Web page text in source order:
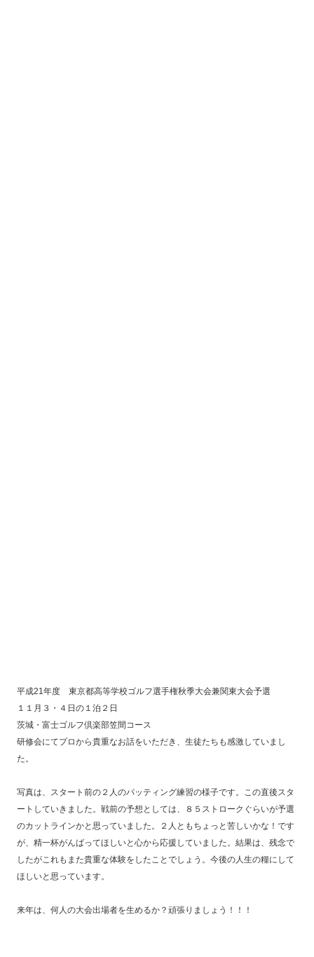
平成21年度 東京都高等学校ゴルフ選手権秋季大会兼関東大会予選
１１月３・４日の１泊２日
茨城・富士ゴルフ倶楽部笠間コース
研修会にてプロから貴重なお話をいただき、生徒たちも感激していまし
た。
写真は、スタート前の２人のパッティング練習の様子です。この直後スタ
ートしていきました。戦前の予想としては、８５ストロークぐらいが予選
のカットラインかと思っていました。２人ともちょっと苦しいかな！です
が、精一杯がんばってほしいと心から応援していました。結果は、残念で
したがこれもまた貴重な体験をしたことでしょう。今後の人生の糧にして
ほしいと思っています。
来年は、何人の大会出場者を生めるか？頑張りましょう！！！